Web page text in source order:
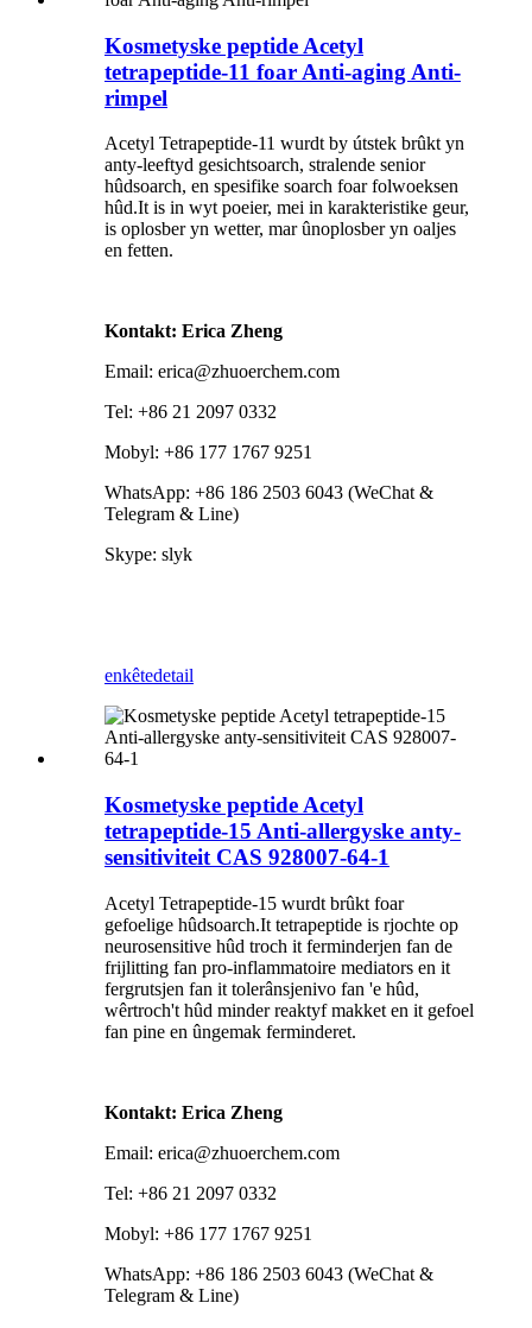
Kosmetyske peptide Acetyl
tetrapeptide-11 foar Anti-aging Anti-
rimpel
Acetyl Tetrapeptide-11 wurdt by útstek brûkt yn
anty-leeftyd gesichtsoarch, stralende senior
hûdsoarch, en spesifike soarch foar folwoeksen
hûd.It is in wyt poeier, mei in karakteristike geur,
is oplosber yn wetter, mar ûnoplosber yn oaljes
en fetten.
Kontakt: Erica Zheng
Email: erica@zhuoerchem.com
Tel: +86 21 2097 0332
Mobyl: +86 177 1767 9251
WhatsApp: +86 186 2503 6043 (WeChat &
Telegram & Line)
Skype: slyk
enkêtedetail
Kosmetyske peptide Acetyl
tetrapeptide-15 Anti-allergyske anty-
sensitiviteit CAS 928007-64-1
Acetyl Tetrapeptide-15 wurdt brûkt foar
gefoelige hûdsoarch.It tetrapeptide is rjochte op
neurosensitive hûd troch it ferminderjen fan de
frijlitting fan pro-inflammatoire mediators en it
fergrutsjen fan it tolerânsjenivo fan 'e hûd,
wêrtroch't hûd minder reaktyf makket en it gefoel
fan pine en ûngemak ferminderet.
Kontakt: Erica Zheng
Email: erica@zhuoerchem.com
Tel: +86 21 2097 0332
Mobyl: +86 177 1767 9251
WhatsApp: +86 186 2503 6043 (WeChat &
Telegram & Line)